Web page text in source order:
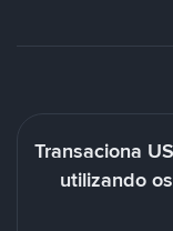
Transaciona
utilizando